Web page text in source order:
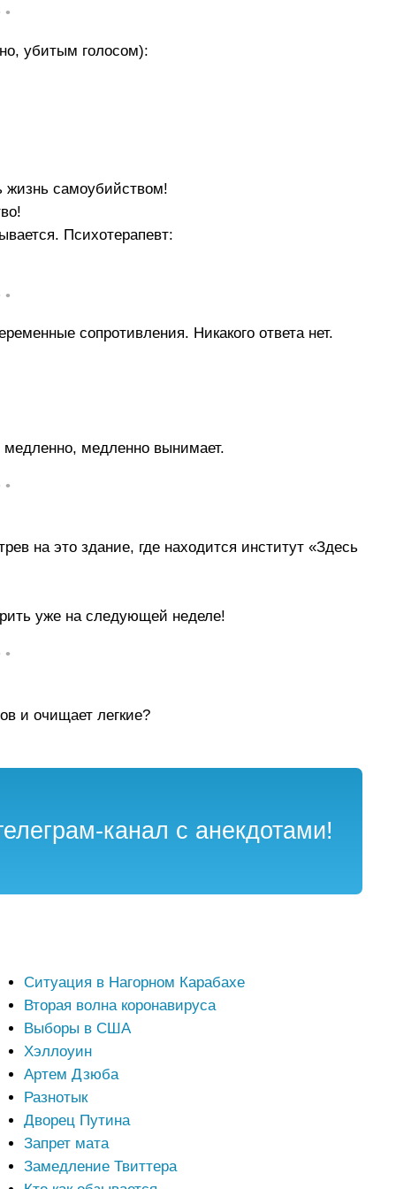
•
убитым голосом):
жизнь самоубийством!
Психотерапевт:
•
сопротивления. Никакого ответа нет.
медленно вынимает.
•
на это здание, где находится институт «Здесь
уже на следующей неделе!
•
и очищает легкие?
канал с анекдотами!
Ситуация в Нагорном Карабахе
Вторая волна коронавируса
Выборы в США
Хэллоуин
Артем Дзюба
Разнотык
Дворец Путина
Запрет мата
Замедление Твиттера